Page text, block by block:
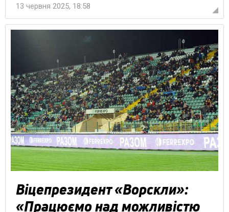
13 червня 2025, 18:58
Віцепрезидент «Ворскли»:
«Працюємо над можливістю